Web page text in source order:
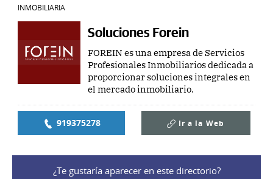
INMOBILIARIA
Soluciones Forein
FOREIN es una empresa de Servicios
Profesionales Inmobiliarios dedicada a
proporcionar soluciones integrales en
el mercado inmobiliario.
919375278 Ir a la Web
¿Te gustaría aparecer en este directorio?